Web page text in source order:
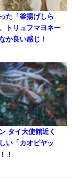
た「釜揚げしら
トリュフマヨネー
か良い感じ！
タイ大使館近く
い「カオピヤッ
！